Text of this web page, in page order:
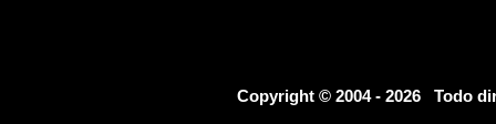
Copyright © 2004 - 2026 Todo